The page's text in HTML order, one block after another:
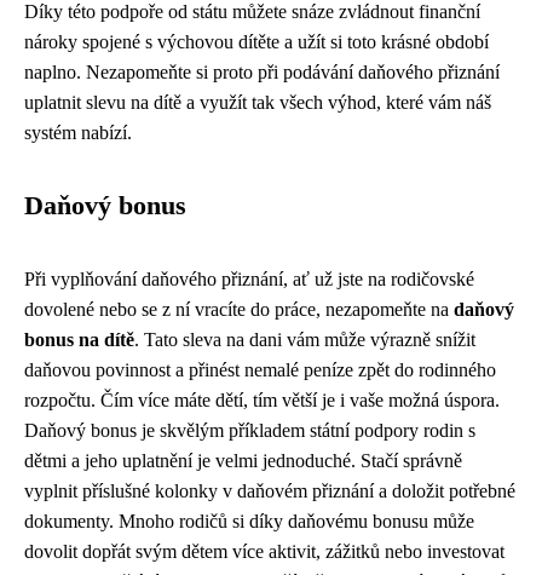
Díky této podpoře od státu můžete snáze zvládnout finanční
nároky spojené s výchovou dítěte a užít si toto krásné období
naplno. Nezapomeňte si proto při podávání daňového přiznání
uplatnit slevu na dítě a využít tak všech výhod, které vám náš
systém nabízí.
Daňový bonus
Při vyplňování daňového přiznání, ať už jste na rodičovské
dovolené nebo se z ní vracíte do práce, nezapomeňte na daňový
bonus na dítě. Tato sleva na dani vám může výrazně snížit
daňovou povinnost a přinést nemalé peníze zpět do rodinného
rozpočtu. Čím více máte dětí, tím větší je i vaše možná úspora.
Daňový bonus je skvělým příkladem státní podpory rodin s
dětmi a jeho uplatnění je velmi jednoduché. Stačí správně
vyplnit příslušné kolonky v daňovém přiznání a doložit potřebné
dokumenty. Mnoho rodičů si díky daňovému bonusu může
dovolit dopřát svým dětem více aktivit, zážitků nebo investovat